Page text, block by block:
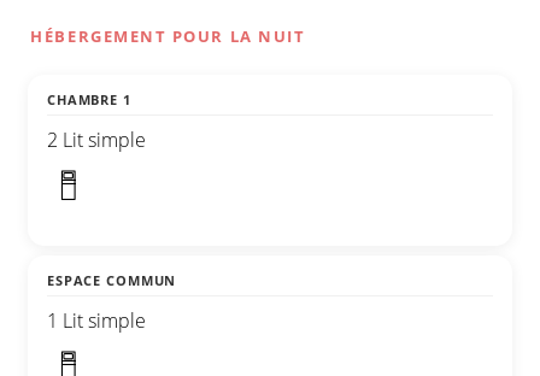
HÉBERGEMENT POUR LA NUIT
CHAMBRE 1
2 Lit simple
ESPACE COMMUN
1 Lit simple